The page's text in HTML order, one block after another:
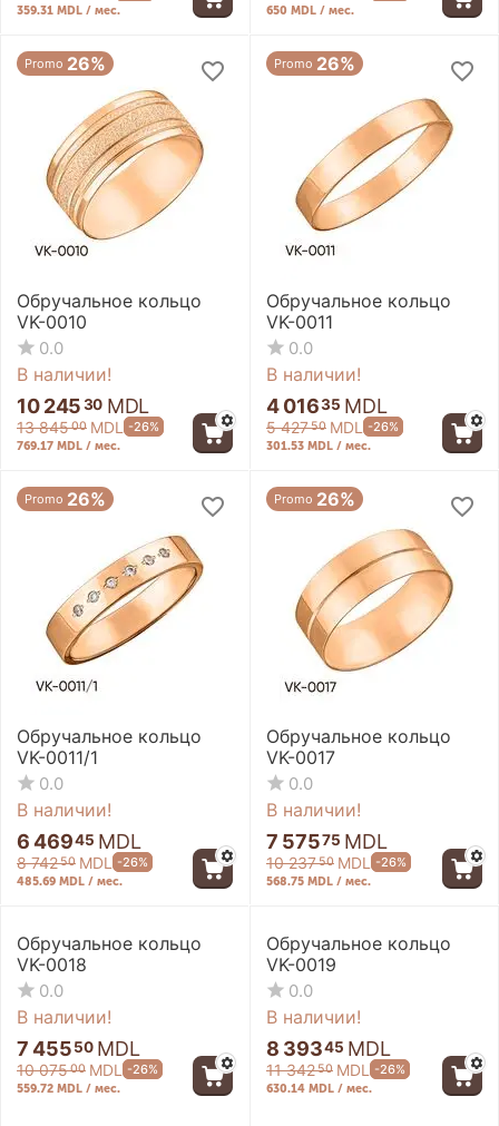
359.31 MDL / мес. 650 MDL / мес.
Promo 26%
Обручальное кольцо
VK-0010
0.0
В наличии!
10 24530 MDL
13 84500 MDL -26%
769.17 MDL / мес.
Promo 26%
Обручальное кольцо
VK-0011
0.0
В наличии!
4 01635 MDL
5 42750 MDL -26%
301.53 MDL / мес.
Promo 26%
Обручальное кольцо
VK-0011/1
0.0
В наличии!
6 46945 MDL
8 74250 MDL -26%
485.69 MDL / мес.
Promo 26%
Обручальное кольцо
VK-0017
0.0
В наличии!
7 57575 MDL
10 23750 MDL -26%
568.75 MDL / мес.
Обручальное кольцо
VK-0018
0.0
В наличии!
7 45550 MDL
10 07500 MDL -26%
559.72 MDL / мес.
Обручальное кольцо
VK-0019
0.0
В наличии!
8 39345 MDL
11 34250 MDL -26%
630.14 MDL / мес.